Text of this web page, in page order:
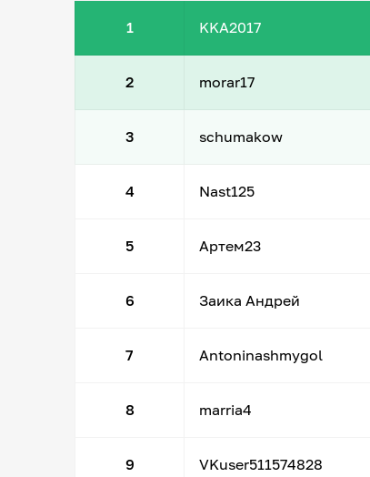
1 KKA2017
2 morar17
3 schumakow
4 Nast125
5 Артем23
6 Заика Андрей
7 Antoninashmygol
8 marria4
9 VKuser511574828